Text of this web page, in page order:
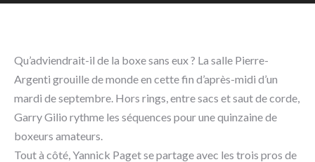
Qu’adviendrait-il de la boxe sans eux ? La salle Pierre-
Argenti grouille de monde en cette fin d’après-midi d’un
mardi de septembre. Hors rings, entre sacs et saut de corde,
Garry Gilio rythme les séquences pour une quinzaine de
boxeurs amateurs.
Tout à côté, Yannick Paget se partage avec les trois pros de